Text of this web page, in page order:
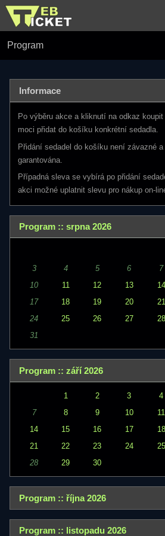
Program
Informace
Po výběru akce a kliknutí na odkaz
moci přidat do košíku konkrétní sedadla.
Přidání sedadel do košíku není závazné
garantována.
Případná sleva se vybírá po přidání
akci možné uplatnit slevu pro nákup on-
Program :: srpna 2026
3
4 5 6 7
10
11 12 13 14
17
18 19 20 21
24
25 26 27 28
31
Program :: září 2026
1 2 3 4
7
8 9 10 11
14
15 16 17 18
21
22 23 24 25
28
29 30
Program :: října 2026
Program :: listopadu 2026